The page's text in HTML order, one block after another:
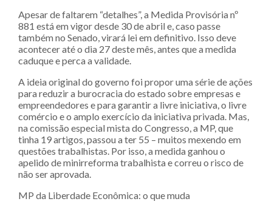
Apesar de faltarem “detalhes”, a Medida Provisória nº
881 está em vigor desde 30 de abril e, caso passe
também no Senado, virará lei em definitivo. Isso deve
acontecer até o dia 27 deste mês, antes que a medida
caduque e perca a validade.
A ideia original do governo foi propor uma série de ações
para reduzir a burocracia do estado sobre empresas e
empreendedores e para garantir a livre iniciativa, o livre
comércio e o amplo exercício da iniciativa privada. Mas,
na comissão especial mista do Congresso, a MP, que
tinha 19 artigos, passou a ter 55 – muitos mexendo em
questões trabalhistas. Por isso, a medida ganhou o
apelido de minirreforma trabalhista e correu o risco de
não ser aprovada.
MP da Liberdade Econômica: o que muda